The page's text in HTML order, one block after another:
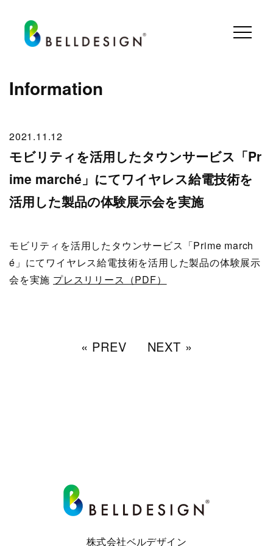
Information
2021.11.12
モビリティを活用したタウンサービス「Pr
ime marché」にてワイヤレス給電技術を
活用した製品の体験展示会を実施
モビリティを活用したタウンサービス「Prime march
é」にてワイヤレス給電技術を活用した製品の体験展示
会を実施 プレスリリース（PDF）
« PREV NEXT »
株式会社ベルデザイン